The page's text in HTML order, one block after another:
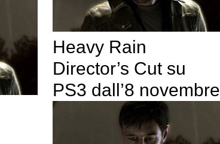
Heavy Rain
Director’s Cut su
PS3 dall’8 novembre